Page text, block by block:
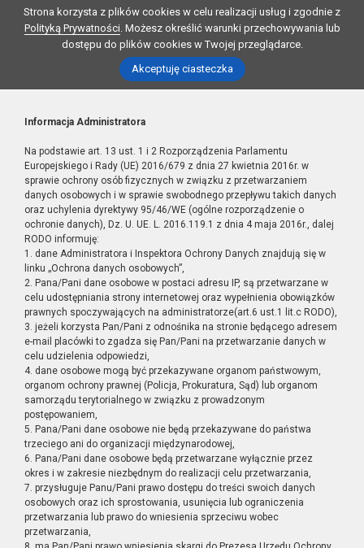
Strona korzysta z plików cookies w celu realizacji usług i zgodnie z
Polityką Prywatności. Możesz określić warunki przechowywania lub
dostępu do plików cookies w Twojej przeglądarce.
Akceptuję ciasteczka
Informacja Administratora
Na podstawie art. 13 ust. 1 i 2 Rozporządzenia Parlamentu
Europejskiego i Rady (UE) 2016/679 z dnia 27 kwietnia 2016r. w
sprawie ochrony osób fizycznych w związku z przetwarzaniem
danych osobowych i w sprawie swobodnego przepływu takich danych
oraz uchylenia dyrektywy 95/46/WE (ogólne rozporządzenie o
ochronie danych), Dz. U. UE. L. 2016.119.1 z dnia 4 maja 2016r., dalej
RODO informuję:
1. dane Administratora i Inspektora Ochrony Danych znajdują się w
linku „Ochrona danych osobowych”,
2. Pana/Pani dane osobowe w postaci adresu IP, są przetwarzane w
celu udostępniania strony internetowej oraz wypełnienia obowiązków
prawnych spoczywających na administratorze(art.6 ust.1 lit.c RODO),
3. jeżeli korzysta Pan/Pani z odnośnika na stronie będącego adresem
e-mail placówki to zgadza się Pan/Pani na przetwarzanie danych w
celu udzielenia odpowiedzi,
4. dane osobowe mogą być przekazywane organom państwowym,
organom ochrony prawnej (Policja, Prokuratura, Sąd) lub organom
samorządu terytorialnego w związku z prowadzonym
postępowaniem,
5. Pana/Pani dane osobowe nie będą przekazywane do państwa
trzeciego ani do organizacji międzynarodowej,
6. Pana/Pani dane osobowe będą przetwarzane wyłącznie przez
okres i w zakresie niezbędnym do realizacji celu przetwarzania,
7. przysługuje Panu/Pani prawo dostępu do treści swoich danych
osobowych oraz ich sprostowania, usunięcia lub ograniczenia
przetwarzania lub prawo do wniesienia sprzeciwu wobec
przetwarzania,